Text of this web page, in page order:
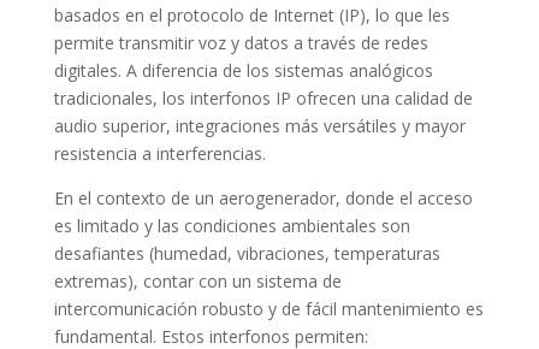
basados en el protocolo de Internet (IP), lo que les
permite transmitir voz y datos a través de redes
digitales. A diferencia de los sistemas analógicos
tradicionales, los interfonos IP ofrecen una calidad de
audio superior, integraciones más versátiles y mayor
resistencia a interferencias.
En el contexto de un aerogenerador, donde el acceso
es limitado y las condiciones ambientales son
desafiantes (humedad, vibraciones, temperaturas
extremas), contar con un sistema de
intercomunicación robusto y de fácil mantenimiento es
fundamental. Estos interfonos permiten: